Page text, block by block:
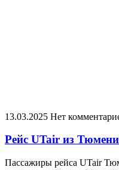
13.03.2025 Нет
Рейс UTair из
Пассажиры рейса UTair